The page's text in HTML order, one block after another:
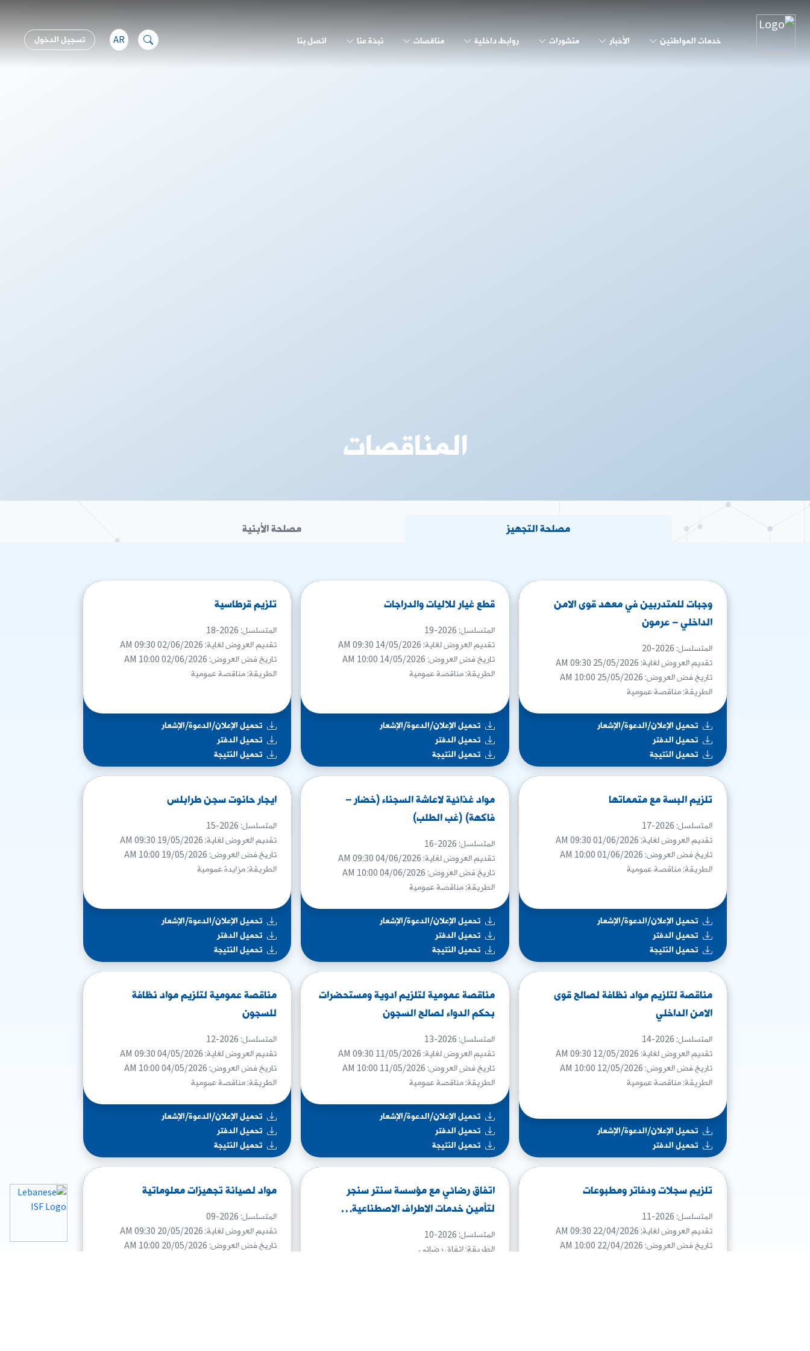
خدمات المواطنين الأخبار منشورات روابط داخلية مناقصات نبذة عنا اتصل بنا AR تسجيل الدخول
المناقصات
مصلحة التجهيز مصلحة الأبنية
وجبات للمتدربين في معهد قوى الامن
الداخلي – عرمون
المتسلسل: 2026-20
تقديم العروض لغاية: 25/05/2026 09:30 AM
تاريخ فض العروض: 25/05/2026 10:00 AM
الطريقة: مناقصة عمومية
تحميل الإعلان/الدعوة/الإشعار
تحميل الدفتر
تحميل النتيجة
قطع غيار للاليات والدراجات
المتسلسل: 2026-19
تقديم العروض لغاية: 14/05/2026 09:30 AM
تاريخ فض العروض: 14/05/2026 10:00 AM
الطريقة: مناقصة عمومية
تحميل الإعلان/الدعوة/الإشعار
تحميل الدفتر
تحميل النتيجة
تلزيم قرطاسية
المتسلسل: 2026-18
تقديم العروض لغاية: 02/06/2026 09:30 AM
تاريخ فض العروض: 02/06/2026 10:00 AM
الطريقة: مناقصة عمومية
تحميل الإعلان/الدعوة/الإشعار
تحميل الدفتر
تحميل النتيجة
تلزيم البسة مع متمماتها
المتسلسل: 2026-17
تقديم العروض لغاية: 01/06/2026 09:30 AM
تاريخ فض العروض: 01/06/2026 10:00 AM
الطريقة: مناقصة عمومية
تحميل الإعلان/الدعوة/الإشعار
تحميل الدفتر
تحميل النتيجة
مواد غذائية لاعاشة السجناء (خضار –
فاكهة) (غب الطلب)
المتسلسل: 2026-16
تقديم العروض لغاية: 04/06/2026 09:30 AM
تاريخ فض العروض: 04/06/2026 10:00 AM
الطريقة: مناقصة عمومية
تحميل الإعلان/الدعوة/الإشعار
تحميل الدفتر
تحميل النتيجة
ايجار حانوت سجن طرابلس
المتسلسل: 2026-15
تقديم العروض لغاية: 19/05/2026 09:30 AM
تاريخ فض العروض: 19/05/2026 10:00 AM
الطريقة: مزايدة عمومية
تحميل الإعلان/الدعوة/الإشعار
تحميل الدفتر
تحميل النتيجة
مناقصة لتلزيم مواد نظافة لصالح قوى
الامن الداخلي
المتسلسل: 2026-14
تقديم العروض لغاية: 12/05/2026 09:30 AM
تاريخ فض العروض: 12/05/2026 10:00 AM
الطريقة: مناقصة عمومية
تحميل الإعلان/الدعوة/الإشعار
تحميل الدفتر
مناقصة عمومية لتلزيم ادوية ومستحضرات
بحكم الدواء لصالح السجون
المتسلسل: 2026-13
تقديم العروض لغاية: 11/05/2026 09:30 AM
تاريخ فض العروض: 11/05/2026 10:00 AM
الطريقة: مناقصة عمومية
تحميل الإعلان/الدعوة/الإشعار
تحميل الدفتر
تحميل النتيجة
مناقصة عمومية لتلزيم مواد نظافة
للسجون
المتسلسل: 2026-12
تقديم العروض لغاية: 04/05/2026 09:30 AM
تاريخ فض العروض: 04/05/2026 10:00 AM
الطريقة: مناقصة عمومية
تحميل الإعلان/الدعوة/الإشعار
تحميل الدفتر
تحميل النتيجة
تلزيم سجلات ودفاتر ومطبوعات
المتسلسل: 2026-11
تقديم العروض لغاية: 22/04/2026 09:30 AM
تاريخ فض العروض: 22/04/2026 10:00 AM
اتفاق رضائي مع مؤسسة سنتر سنجر
لتأمين خدمات الاطراف الاصطناعية…
المتسلسل: 2026-10
الطريقة: اتفاق رضائی
مواد لصيانة تجهيزات معلوماتية
المتسلسل: 2026-09
تقديم العروض لغاية: 20/05/2026 09:30 AM
تاريخ فض العروض: 20/05/2026 10:00 AM